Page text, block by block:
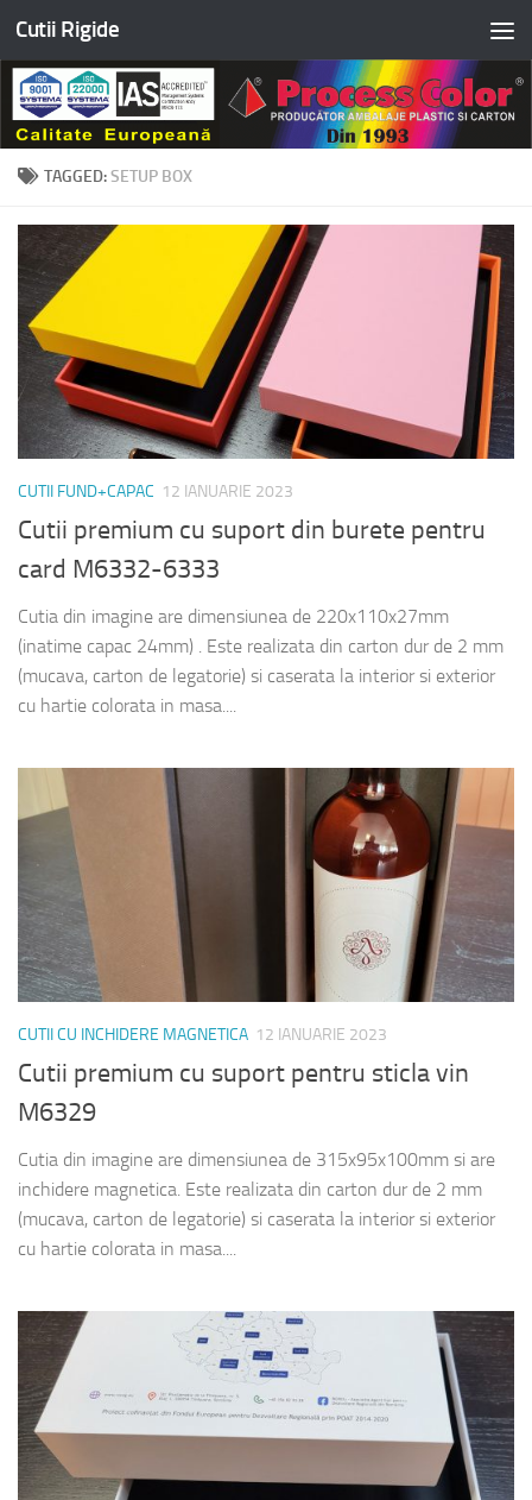
Skip to content
Cutii Rigide
TAGGED:SETUP BOX
CUTII FUND+CAPAC 12 IANUARIE 2023
Cutii premium cu suport din burete pentru
card M6332-6333
Cutia din imagine are dimensiunea de 220x110x27mm
(inatime capac 24mm) . Este realizata din carton dur de 2 mm
(mucava, carton de legatorie) si caserata la interior si exterior
cu hartie colorata in masa....
CUTII CU INCHIDERE MAGNETICA 12 IANUARIE 2023
Cutii premium cu suport pentru sticla vin
M6329
Cutia din imagine are dimensiunea de 315x95x100mm si are
inchidere magnetica. Este realizata din carton dur de 2 mm
(mucava, carton de legatorie) si caserata la interior si exterior
cu hartie colorata in masa....